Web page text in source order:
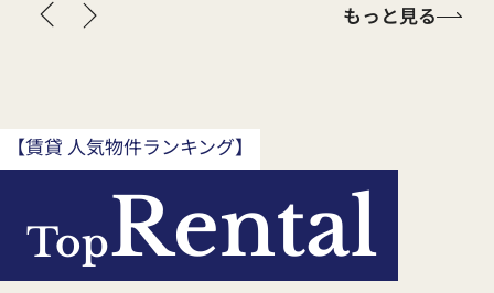
もっと見る
【賃貸 人気物件ランキング】
TopRental